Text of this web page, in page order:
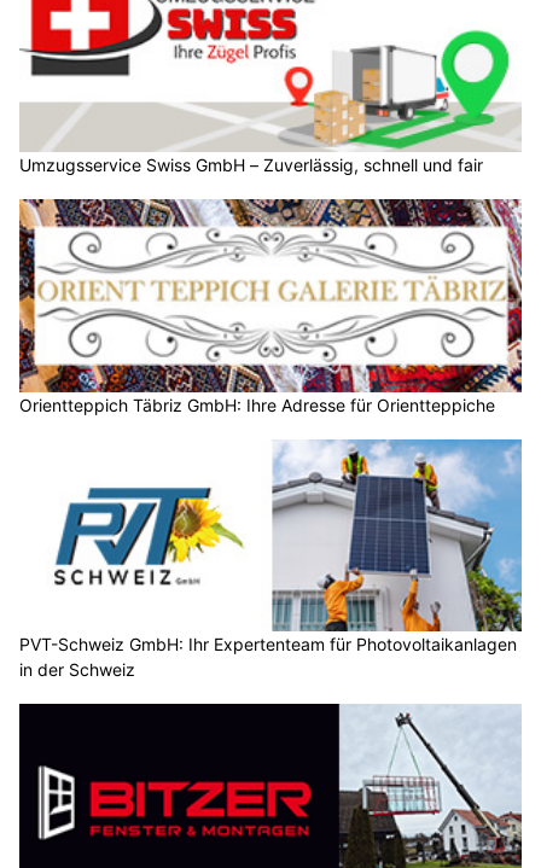
Umzugsservice Swiss GmbH – Zuverlässig, schnell und fair
Orientteppich Täbriz GmbH: Ihre Adresse für Orientteppiche
PVT-Schweiz GmbH: Ihr Expertenteam für Photovoltaikanlagen
in der Schweiz